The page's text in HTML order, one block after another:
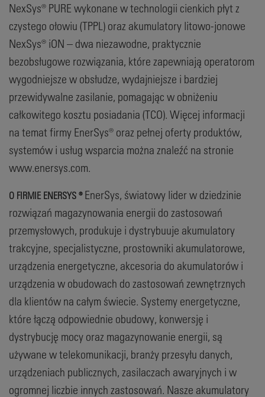
NexSys® PURE wykonane w technologii cienkich płyt z
czystego ołowiu (TPPL) oraz akumulatory litowo-jonowe
NexSys® iON – dwa niezawodne, praktycznie
bezobsługowe rozwiązania, które zapewniają operatorom
wygodniejsze w obsłudze, wydajniejsze i bardziej
przewidywalne zasilanie, pomagając w obniżeniu
całkowitego kosztu posiadania (TCO). Więcej informacji
na temat firmy EnerSys® oraz pełnej oferty produktów,
systemów i usług wsparcia można znaleźć na stronie
www.enersys.com.
O FIRMIE ENERSYS ®EnerSys, światowy lider w dziedzinie
rozwiązań magazynowania energii do zastosowań
przemysłowych, produkuje i dystrybuuje akumulatory
trakcyjne, specjalistyczne, prostowniki akumulatorowe,
urządzenia energetyczne, akcesoria do akumulatorów i
urządzenia w obudowach do zastosowań zewnętrznych
dla klientów na całym świecie. Systemy energetyczne,
które łączą odpowiednie obudowy, konwersję i
dystrybucję mocy oraz magazynowanie energii, są
używane w telekomunikacji, branży przesyłu danych,
urządzeniach publicznych, zasilaczach awaryjnych i w
ogromnej liczbie innych zastosowań. Nasze akumulatory